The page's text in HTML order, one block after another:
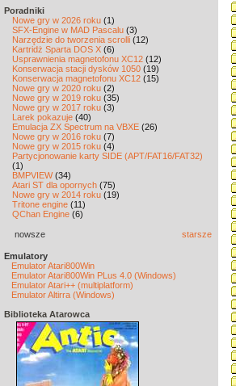
Poradniki
Nowe gry w 2026 roku (1)
SFX-Engine w MAD Pascalu (3)
Narzędzie do tworzenia scrolli (12)
Kartridż Sparta DOS X (6)
Usprawnienia magnetofonu XC12 (12)
Konserwacja stacji dysków 1050 (19)
Konserwacja magnetofonu XC12 (15)
Nowe gry w 2020 roku (2)
Nowe gry w 2019 roku (35)
Nowe gry w 2017 roku (3)
Larek pokazuje (40)
Emulacja ZX Spectrum na VBXE (26)
Nowe gry w 2016 roku (7)
Nowe gry w 2015 roku (4)
Partycjonowanie karty SIDE (APT/FAT16/FAT32)
(1)
BMPVIEW(34)
Atari ST dla opornych (75)
Nowe gry w 2014 roku (19)
Tritone engine (11)
QChan Engine (6)
nowsze starsze
Emulatory
Emulator Atari800Win
Emulator Atari800Win PLus 4.0 (Windows)
Emulator Atari++ (multiplatform)
Emulator Altirra (Windows)
Biblioteka Atarowca